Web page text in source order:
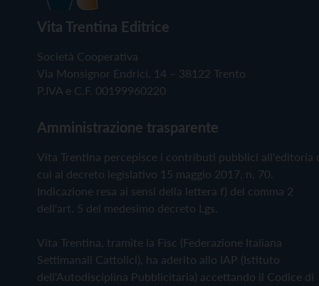
Vita Trentina Editrice
Società Cooperativa
Via Monsignor Endrici, 14 – 38122 Trento
P.IVA e C.F. 00199960220
Amministrazione trasparente
Vita Trentina percepisce i contributi pubblici all'editoria
cui al decreto legislativo 15 maggio 2017, n. 70.
Indicazione resa ai sensi della lettera f) del comma 2
dell'art. 5 del medesimo decreto Lgs.
Vita Trentina, tramite la Fisc (Federazione Italiana
Settimanali Cattolici), ha aderito allo IAP (Istituto
dell'Autodisciplina Pubblicitaria) accettando il Codice di